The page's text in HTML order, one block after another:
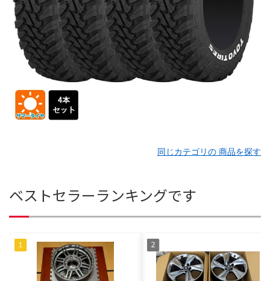
同じカテゴリの 商品を探す
ベストセラーランキングです